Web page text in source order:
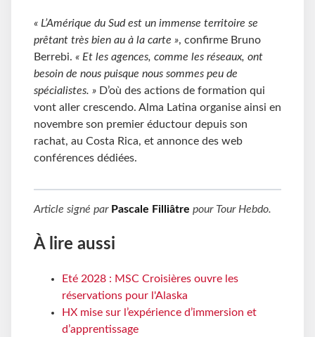
« L’Amérique du Sud est un immense territoire se
prêtant très bien au à la carte », confirme Bruno
Berrebi. « Et les agences, comme les réseaux, ont
besoin de nous puisque nous sommes peu de
spécialistes. » D’où des actions de formation qui
vont aller crescendo. Alma Latina organise ainsi en
novembre son premier éductour depuis son
rachat, au Costa Rica, et annonce des web
conférences dédiées.
Article signé par Pascale Filliâtre pour Tour Hebdo.
À lire aussi
Eté 2028 : MSC Croisières ouvre les
réservations pour l'Alaska
HX mise sur l’expérience d’immersion et
d’apprentissage